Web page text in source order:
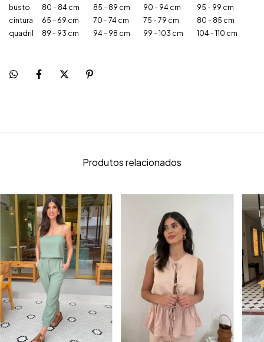
busto
80 - 84 cm 85 - 89 cm 90 - 94 cm
95 - 99 cm
cintura
65 - 69 cm 70 - 74 cm 75 - 79 cm
80 - 85 cm
quadril
89 - 93 cm 94 - 98 cm 99 - 103 cm 104 - 110 cm
Produtos relacionados